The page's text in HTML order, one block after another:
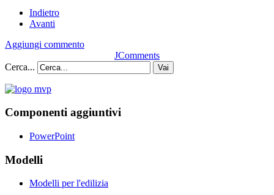
Indietro
Avanti
Aggiungi commento
JComments
Cerca...
Vai
Componenti aggiuntivi
PowerPoint
Modelli
Modelli per l'edilizia